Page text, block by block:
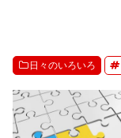
日々のいろいろ